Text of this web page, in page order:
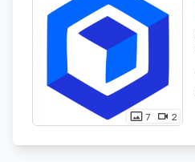
photo_size_select_actual7 videocam 2